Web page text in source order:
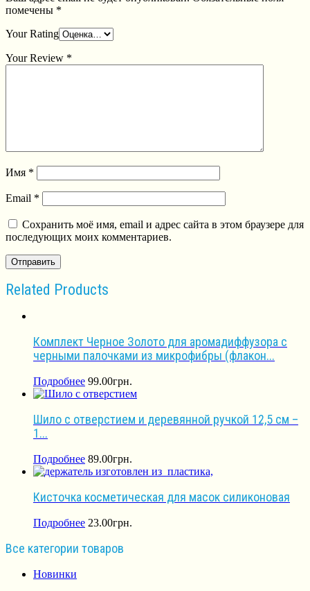
помечены *
Your Rating
Your Review *
Имя *
Email *
Сохранить моё имя, email и адрес сайта в этом браузере для
последующих моих комментариев.
Related Products
Комплект Черное Золото для аромадиффузора с
черными палочками из микрофибры (флакон...
Подробнее 99.00грн.
Шило с отверстием и деревянной ручкой 12,5 см –
1...
Подробнее 89.00грн.
Кисточка косметическая для масок силиконовая
Подробнее 23.00грн.
Все категории товаров
Новинки